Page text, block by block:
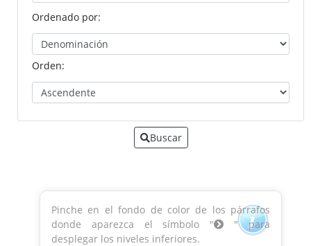
Ordenado por:
Orden:
Buscar
Pinche en el fondo de color de los párrafos
donde aparezca el símbolo "
" para
desplegar los niveles inferiores.